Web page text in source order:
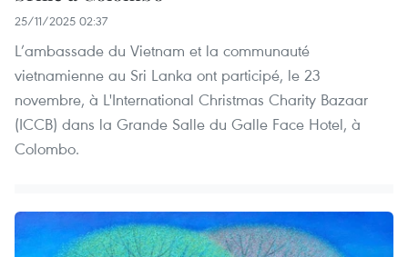
25/11/2025 02:37
L’ambassade du Vietnam et la communauté
vietnamienne au Sri Lanka ont participé, le 23
novembre, à L'International Christmas Charity Bazaar
(ICCB) dans la Grande Salle du Galle Face Hotel, à
Colombo.